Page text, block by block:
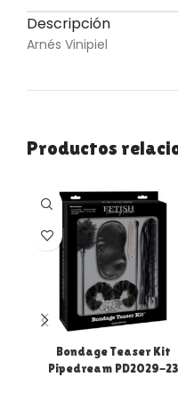
Descripción
Arnés Vinipiel
Productos
Bondage Teaser Kit
Pipedream PD2029-23